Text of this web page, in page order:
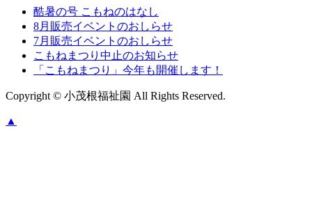
酷暑の号 こもねのはなし
8月販売イベントのおしらせ
7月販売イベントのおしらせ
こもねまつり中止のお知らせ
「こもねまつり」今年も開催します！
Copyright © 小茂根福祉園 All Rights Reserved.
▲